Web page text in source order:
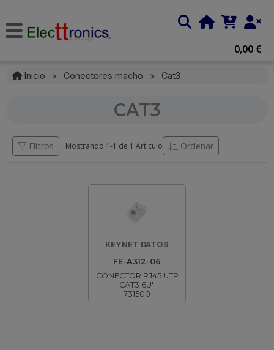
0,00 €
Inicio > Conectores macho > Cat3
CAT3
Filtros Mostrando 1-1 de 1 Articulo Ordenar
KEYNET DATOS
FE-A312-06
CONECTOR RJ45 UTP
CAT3 6U"
731500